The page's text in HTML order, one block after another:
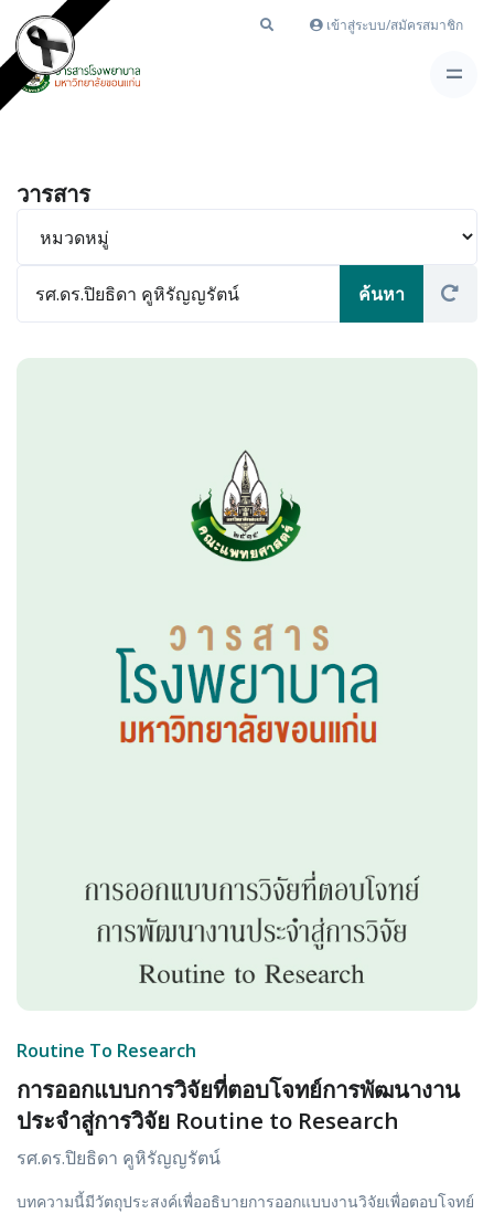
เข้าสู่ระบบ/สมัครสมาชิก
วารสาร
Routine To Research
การออกแบบการวิจัยที่ตอบโจทย์การพัฒนางาน
ประจำสู่การวิจัย Routine to Research
รศ.ดร.ปิยธิดา คูหิรัญญรัตน์
บทความนี้มีวัตถุประสงค์เพื่ออธิบายการออกแบบงานวิจัยเพื่อตอบโจทย์